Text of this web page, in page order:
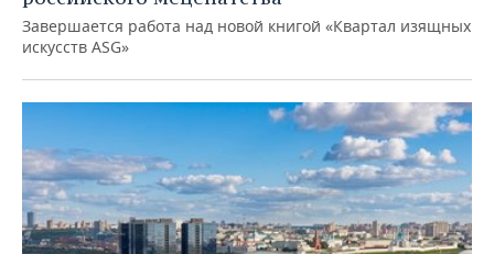
Завершается работа над новой книгой «Квартал изящных
искусств ASG»